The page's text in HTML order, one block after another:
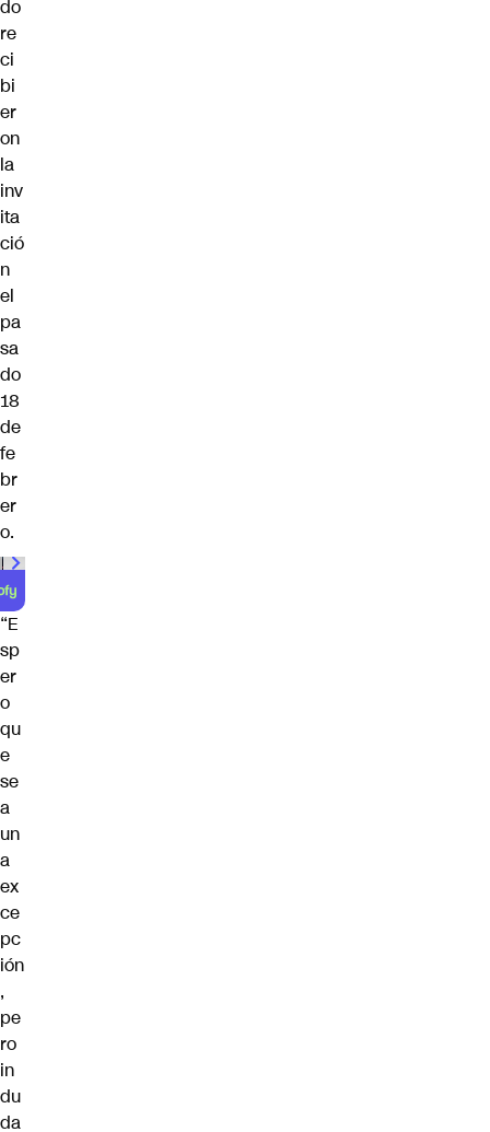
do
re
ci
bi
er
on
la
inv
ita
ció
n
el
pa
sa
do
18
de
fe
br
er
o.
“E
sp
er
o
qu
e
se
a
un
a
ex
ce
pc
ión
,
pe
ro
in
du
da